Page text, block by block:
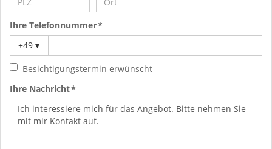
Ihre Telefonnummer *
+49 ▾
Besichtigungstermin erwünscht
Ihre Nachricht *